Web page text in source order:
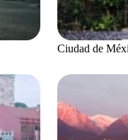
Ciudad de